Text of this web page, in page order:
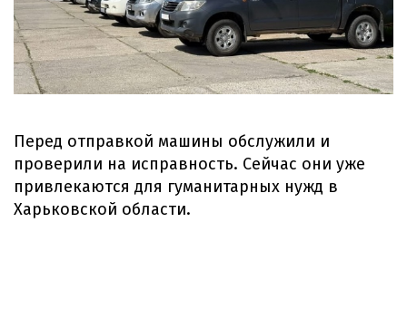
Перед отправкой машины обслужили и
проверили на исправность. Сейчас они уже
привлекаются для гуманитарных нужд в
Харьковской области.